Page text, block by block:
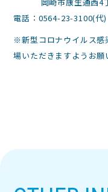
電話：0564-23-3100(代)
※新型コロナウイルス感
場いただきますようお願